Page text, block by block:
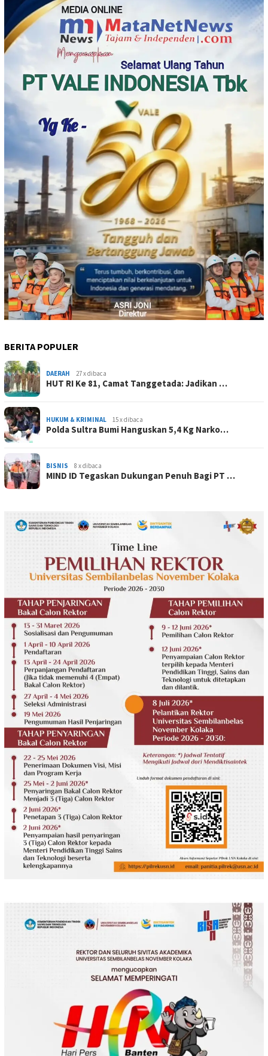
BERITA POPULER
DAERAH 27 x dibaca
HUT RI Ke 81, Camat Tanggetada: Jadikan …
HUKUM & KRIMINAL 15 x dibaca
Polda Sultra Bumi Hanguskan 5,4 Kg Narko…
BISNIS 8 x dibaca
MIND ID Tegaskan Dukungan Penuh Bagi PT …